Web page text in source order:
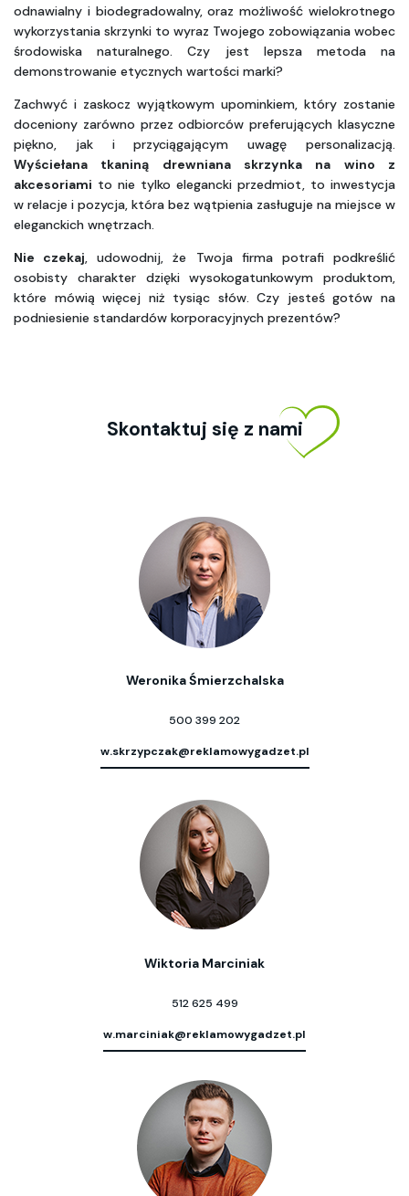
odnawialny i biodegradowalny, oraz możliwość wielokrotnego
wykorzystania skrzynki to wyraz Twojego zobowiązania wobec
środowiska naturalnego. Czy jest lepsza metoda na
demonstrowanie etycznych wartości marki?
Zachwyć i zaskocz wyjątkowym upominkiem, który zostanie
doceniony zarówno przez odbiorców preferujących klasyczne
Wyściełana tkaniną drewniana skrzynka na wino z
akcesoriami to nie tylko elegancki przedmiot, to inwestycja
w relacje i pozycja, która bez wątpienia zasługuje na miejsce w
eleganckich wnętrzach.
Nie czekaj, udowodnij, że Twoja firma potrafi podkreślić
osobisty charakter dzięki wysokogatunkowym produktom,
które mówią więcej niż tysiąc słów. Czy jesteś gotów na
podniesienie standardów korporacyjnych prezentów?
Skontaktuj się z nami
Weronika Śmierzchalska
500 399 202
w.skrzypczak@reklamowygadzet.pl
Wiktoria Marciniak
512 625 499
w.marciniak@reklamowygadzet.pl